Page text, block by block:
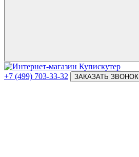
+7 (499) 703-33-32 ЗАКАЗАТЬ ЗВОНОК